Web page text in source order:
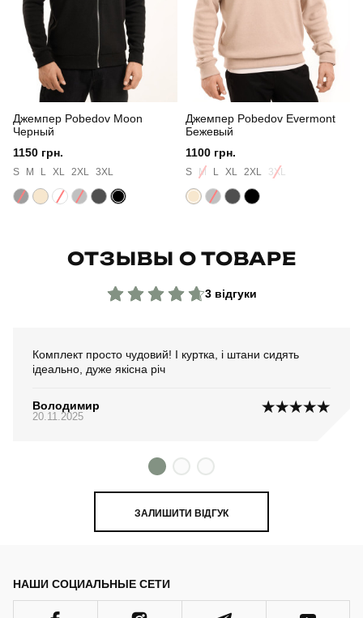
Країна - виробник україна
Джемпер Pobedov Moon
Черный
1150 грн.
S M L XL 2XL 3XL
Джемпер Pobedov Evermont
Бежевый
1100 грн.
S M L XL 2XL 3XL
ОТЗЫВЫ О ТОВАРЕ
3 відгуки
Комплект просто чудовий! І куртка, і штани сидять
ідеально, дуже якісна річ
Володимир
20.11.2025
ЗАЛИШИТИ ВІДГУК
НАШИ СОЦИАЛЬНЫЕ СЕТИ